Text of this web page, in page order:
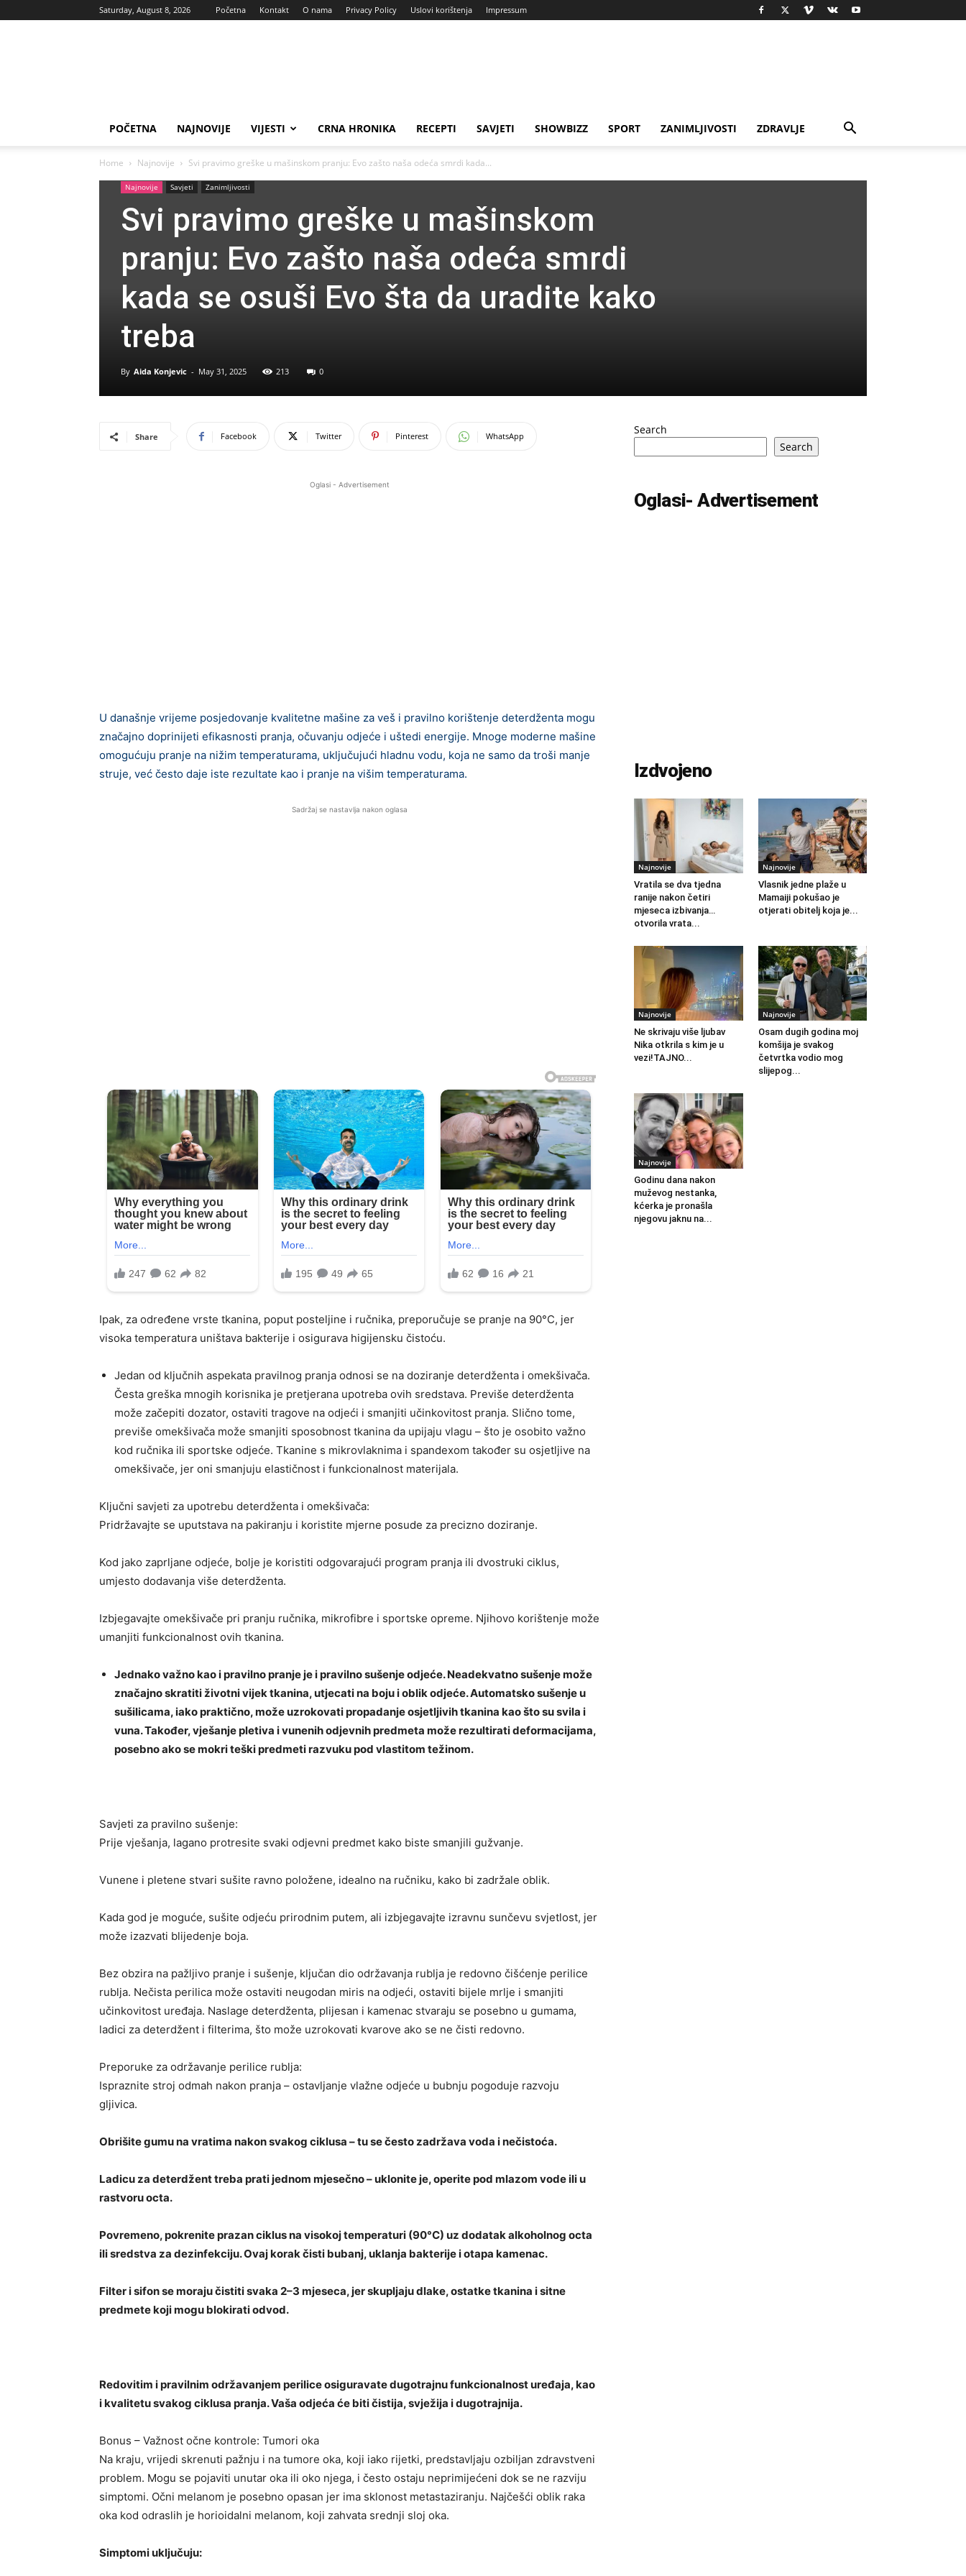
Saturday, August 8, 2026 Početna Kontakt O nama Privacy Policy Uslovi korištenja Impressum
POČETNA NAJNOVIJE VIJESTI CRNA HRONIKA RECEPTI SAVJETI SHOWBIZZ SPORT ZANIMLJIVOSTI ZDRAVLJE
Home Najnovije Svi pravimo greške u mašinskom pranju: Evo zašto naša odeća smrdi kada...
Najnovije Savjeti Zanimljivosti
Svi pravimo greške u mašinskom
pranju: Evo zašto naša odeća smrdi
kada se osuši Evo šta da uradite kako
treba
By Aida Konjevic - May 31, 2025 213 0
Share Facebook Twitter Pinterest WhatsApp
Oglasi - Advertisement
U današnje vrijeme posjedovanje kvalitetne mašine za veš i pravilno korištenje deterdženta mogu
značajno doprinijeti efikasnosti pranja, očuvanju odjeće i uštedi energije. Mnoge moderne mašine
omogućuju pranje na nižim temperaturama, uključujući hladnu vodu, koja ne samo da troši manje
struje, već često daje iste rezultate kao i pranje na višim temperaturama.
Sadržaj se nastavlja nakon oglasa
Ipak, za određene vrste tkanina, poput posteljine i ručnika, preporučuje se pranje na 90°C, jer
visoka temperatura uništava bakterije i osigurava higijensku čistoću.
Jedan od ključnih aspekata pravilnog pranja odnosi se na doziranje deterdženta i omekšivača.
Česta greška mnogih korisnika je pretjerana upotreba ovih sredstava. Previše deterdženta
može začepiti dozator, ostaviti tragove na odjeći i smanjiti učinkovitost pranja. Slično tome,
previše omekšivača može smanjiti sposobnost tkanina da upijaju vlagu – što je osobito važno
kod ručnika ili sportske odjeće. Tkanine s mikrovlaknima i spandexom također su osjetljive na
omekšivače, jer oni smanjuju elastičnost i funkcionalnost materijala.
Ključni savjeti za upotrebu deterdženta i omekšivača:
Pridržavajte se uputstava na pakiranju i koristite mjerne posude za precizno doziranje.
Kod jako zaprljane odjeće, bolje je koristiti odgovarajući program pranja ili dvostruki ciklus,
umjesto dodavanja više deterdženta.
Izbjegavajte omekšivače pri pranju ručnika, mikrofibre i sportske opreme. Njihovo korištenje može
umanjiti funkcionalnost ovih tkanina.
Jednako važno kao i pravilno pranje je i pravilno sušenje odjeće. Neadekvatno sušenje može
značajno skratiti životni vijek tkanina, utjecati na boju i oblik odjeće. Automatsko sušenje u
sušilicama, iako praktično, može uzrokovati propadanje osjetljivih tkanina kao što su svila i
vuna. Također, vješanje pletiva i vunenih odjevnih predmeta može rezultirati deformacijama,
posebno ako se mokri teški predmeti razvuku pod vlastitom težinom.
Savjeti za pravilno sušenje:
Prije vješanja, lagano protresite svaki odjevni predmet kako biste smanjili gužvanje.
Vunene i pletene stvari sušite ravno položene, idealno na ručniku, kako bi zadržale oblik.
Kada god je moguće, sušite odjeću prirodnim putem, ali izbjegavajte izravnu sunčevu svjetlost, jer
može izazvati blijedenje boja.
Bez obzira na pažljivo pranje i sušenje, ključan dio održavanja rublja je redovno čišćenje perilice
rublja. Nečista perilica može ostaviti neugodan miris na odjeći, ostaviti bijele mrlje i smanjiti
učinkovitost uređaja. Naslage deterdženta, plijesan i kamenac stvaraju se posebno u gumama,
ladici za deterdžent i filterima, što može uzrokovati kvarove ako se ne čisti redovno.
Preporuke za održavanje perilice rublja:
Ispraznite stroj odmah nakon pranja – ostavljanje vlažne odjeće u bubnju pogoduje razvoju
gljivica.
Obrišite gumu na vratima nakon svakog ciklusa – tu se često zadržava voda i nečistoća.
Ladicu za deterdžent treba prati jednom mjesečno – uklonite je, operite pod mlazom vode ili u
rastvoru octa.
Povremeno, pokrenite prazan ciklus na visokoj temperaturi (90°C) uz dodatak alkoholnog octa
ili sredstva za dezinfekciju. Ovaj korak čisti bubanj, uklanja bakterije i otapa kamenac.
Filter i sifon se moraju čistiti svaka 2–3 mjeseca, jer skupljaju dlake, ostatke tkanina i sitne
predmete koji mogu blokirati odvod.
Redovitim i pravilnim održavanjem perilice osiguravate dugotrajnu funkcionalnost uređaja, kao
i kvalitetu svakog ciklusa pranja. Vaša odjeća će biti čistija, svježija i dugotrajnija.
Bonus – Važnost očne kontrole: Tumori oka
Na kraju, vrijedi skrenuti pažnju i na tumore oka, koji iako rijetki, predstavljaju ozbiljan zdravstveni
problem. Mogu se pojaviti unutar oka ili oko njega, i često ostaju neprimijećeni dok se ne razviju
simptomi. Očni melanom je posebno opasan jer ima sklonost metastaziranju. Najčešći oblik raka
oka kod odraslih je horioidalni melanom, koji zahvata srednji sloj oka.
Simptomi uključuju:
Search
Search
Oglasi- Advertisement
Izdvojeno
Najnovije
Vratila se dva tjedna
ranije nakon četiri
mjeseca izbivanja…
otvorila vrata...
Najnovije
Vlasnik jedne plaže u
Mamaiji pokušao je
otjerati obitelj koja je...
Najnovije
Ne skrivaju više ljubav
Nika otkrila s kim je u
vezi!TAJNO...
Najnovije
Osam dugih godina moj
komšija je svakog
četvrtka vodio mog
slijepog...
Najnovije
Godinu dana nakon
muževog nestanka,
kćerka je pronašla
njegovu jaknu na...